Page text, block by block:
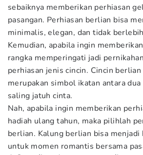
sebaiknya memberikan perhiasan
pasangan. Perhiasan berlian bisa
minimalis, elegan, dan tidak
Kemudian, apabila ingin
rangka memperingati jadi
perhiasan jenis cincin. Cincin
merupakan simbol ikatan antara dua
saling jatuh cinta.
Nah, apabila ingin memberikan
hadiah ulang tahun, maka pilihlah
berlian. Kalung berlian bisa menjadi
untuk momen romantis bersama